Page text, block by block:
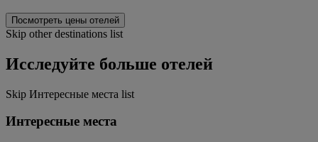
Посмотреть цены отелей
Skip other destinations list
Исследуйте больше отелей
Skip Интересные места list
Интересные места